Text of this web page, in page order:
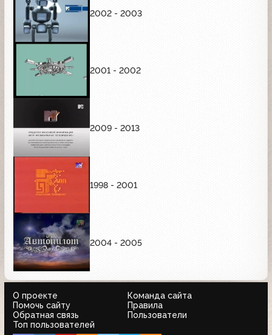
2002 - 2003
2001 - 2002
2009 - 2013
1998 - 2001
2004 - 2005
О проекте
Команда сайта
Помочь сайту
Правила
Обратная связь
Пользователи
Топ пользователей